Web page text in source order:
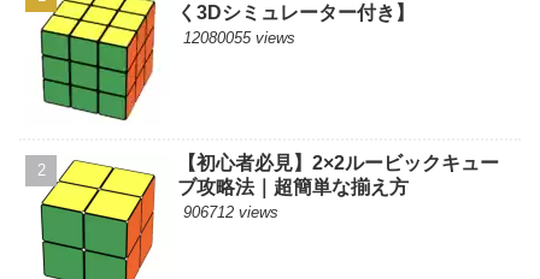
く3Dシミュレーター付き】
12080055 views
【初心者必見】2×2ルービックキュー
ブ攻略法｜超簡単な揃え方
906712 views